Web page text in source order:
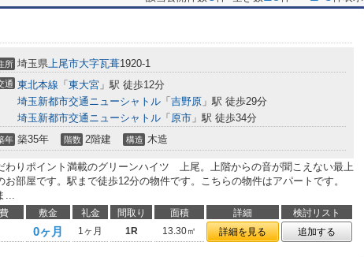
所 埼玉県上尾市大字瓦葺1920-1
通 東北本線 「 東大宮 」駅 徒歩12分
埼玉新都市交通ニューシャトル 「 吉野原 」駅 徒歩29分
埼玉新都市交通ニューシャトル 「 原市 」駅 徒歩34分
年 築35年 階数 2階建 構造 木造
わりポイント満載のグリーンハイツ 上尾。上階からの音が聞こえない最上
お部屋です。駅まで徒歩12分の物件です。こちらの物件はアパートです。
...
敷金 礼金 間取り 面積 詳細
検討リスト
0ヶ月 1ヶ月 1R 13.30㎡ 詳細を見る 追加する